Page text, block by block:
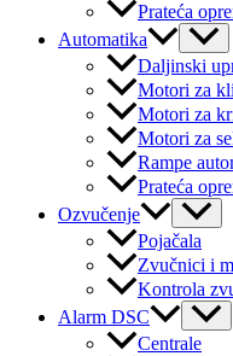
Prateća
Automatika
Menu
Toggle
Daljinski
Motori za
Motori za
Motori za
Rampe
Prateća
Ozvučenje
Menu
Toggle
Pojačala
Zvučnici i
Kontrola
Alarm DSC
Menu
Toggle
Centrale